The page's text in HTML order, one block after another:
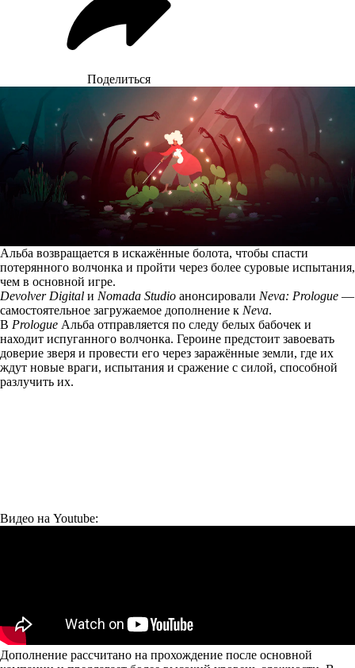
Поделиться
Альба возвращается в искажённые болота, чтобы спасти
потерянного волчонка и пройти через более суровые испытания,
чем в основной игре.
Devolver Digital и Nomada Studio анонсировали Neva: Prologue —
самостоятельное загружаемое дополнение к Neva.
В Prologue Альба отправляется по следу белых бабочек и
находит испуганного волчонка. Героине предстоит завоевать
доверие зверя и провести его через заражённые земли, где их
ждут новые враги, испытания и сражение с силой, способной
разлучить их.
Видео на Youtube:
Дополнение рассчитано на прохождение после основной